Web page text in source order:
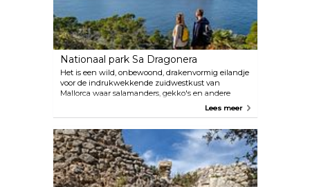
Nationaal park Sa Dragonera
Het is een wild, onbewoond, drakenvormig eilandje
voor de indrukwekkende zuidwestkust van
Mallorca waar salamanders, gekko's en andere
hagedissen leven. Het is te bereiken met de
ongerepte eiland te ontdekken. Het kristalheldere
water nodigt uit tot snorkelen.
Lees meer